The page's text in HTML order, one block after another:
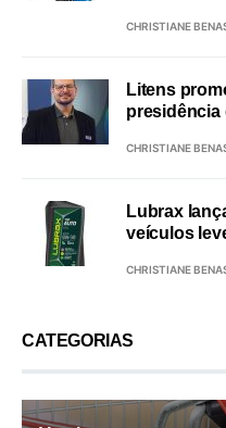
CHRISTIANE
Litens
presidência
CHRISTIANE
Lubrax
veículos
CHRISTIANE
CATEGORIAS